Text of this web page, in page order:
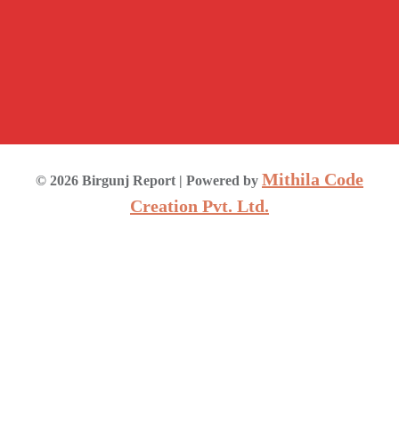
© 2026 Birgunj Report | Powered by Mithila Code
Creation Pvt. Ltd.